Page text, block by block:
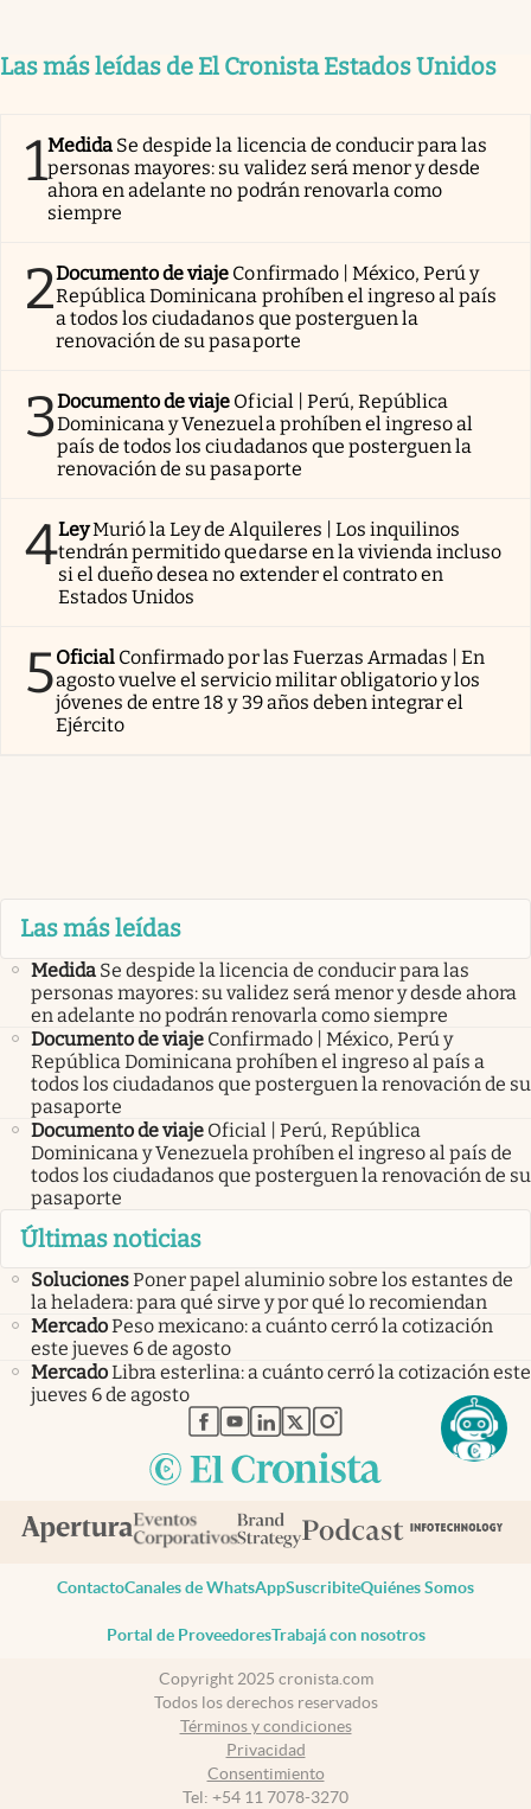
Las más leídas de El Cronista Estados Unidos
1Medida Se despide la licencia de conducir para las
personas mayores: su validez será menor y desde
ahora en adelante no podrán renovarla como
siempre
2Documento de viaje Confirmado | México, Perú y
República Dominicana prohíben el ingreso al país
a todos los ciudadanos que posterguen la
renovación de su pasaporte
3Documento de viaje Oficial | Perú, República
Dominicana y Venezuela prohíben el ingreso al
país de todos los ciudadanos que posterguen la
renovación de su pasaporte
4LeyMurió la Ley de Alquileres | Los inquilinos
tendrán permitido quedarse en la vivienda incluso
si el dueño desea no extender el contrato en
Estados Unidos
5Oficial Confirmado por las Fuerzas Armadas | En
agosto vuelve el servicio militar obligatorio y los
jóvenes de entre 18 y 39 años deben integrar el
Ejército
Las más leídas
Medida Se despide la licencia de conducir para las
personas mayores: su validez será menor y desde ahora
en adelante no podrán renovarla como siempre
Documento de viaje Confirmado | México, Perú y
República Dominicana prohíben el ingreso al país a
todos los ciudadanos que posterguen la renovación de su
pasaporte
Documento de viaje Oficial | Perú, República
Dominicana y Venezuela prohíben el ingreso al país de
todos los ciudadanos que posterguen la renovación de su
pasaporte
Últimas noticias
SolucionesPoner papel aluminio sobre los estantes de
la heladera: para qué sirve y por qué lo recomiendan
MercadoPeso mexicano: a cuánto cerró la cotización
este jueves 6 de agosto
MercadoLibra esterlina: a cuánto cerró la cotización este
jueves 6 de agosto
abre en nueva pestaña
abre en nueva pestaña
abre en nueva pestaña
abre en nueva pestaña
abre en nueva pestaña
ContactoCanales de WhatsAppSuscribiteQuiénes Somos
Portal de ProveedoresTrabajá con nosotros
Copyright 2025 cronista.com
Todos los derechos reservados
Términos y condiciones
Privacidad
Consentimiento
Tel: +54 11 7078-3270